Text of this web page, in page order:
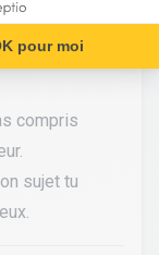
faire
compris
sujet tu